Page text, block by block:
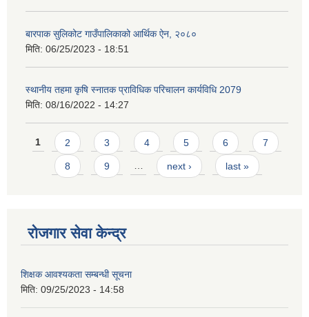
बारपाक सुलिकोट गाउँपालिकाको आर्थिक ऐन, २०८०
मिति: 06/25/2023 - 18:51
स्थानीय तहमा कृषि स्नातक प्राविधिक परिचालन कार्यविधि 2079
मिति: 08/16/2022 - 14:27
Pages
1 2 3 4 5 6 7
8 9 … next › last »
रोजगार सेवा केन्द्र
शिक्षक आवश्यकता सम्बन्धी सूचना
मिति: 09/25/2023 - 14:58